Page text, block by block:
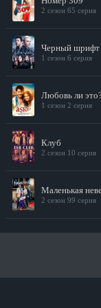
2 сезон 65 серия
Черный шрифт
1 сезон 6 серия
Любовь ли
1 сезон 2 серия
Клуб
2 сезон 10 серия
Маленькая
2 сезон 99 серия